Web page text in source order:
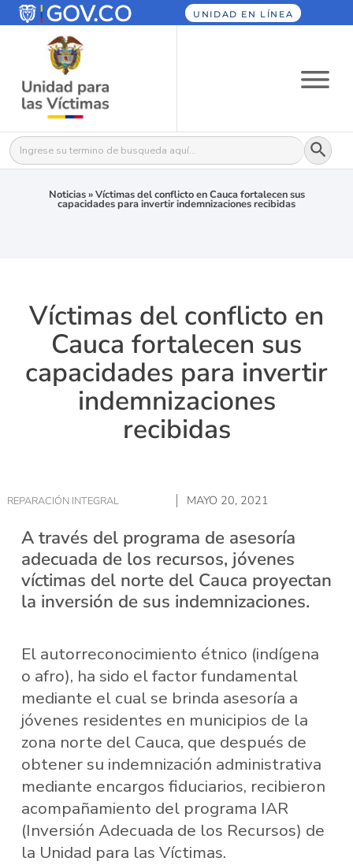
UNIDAD EN LÍNEA
Buscar: Botón
Noticias»Víctimas del conflicto en Cauca fortalecen sus
capacidades para invertir indemnizaciones recibidas
Víctimas del conflicto en
Cauca fortalecen sus
capacidades para invertir
indemnizaciones
recibidas
REPARACIÓN INTEGRAL MAYO 20, 2021
A través del programa de asesoría
adecuada de los recursos, jóvenes
víctimas del norte del Cauca proyectan
la inversión de sus indemnizaciones.
El autorreconocimiento étnico (indígena
o afro), ha sido el factor fundamental
mediante el cual se brinda asesoría a
jóvenes residentes en municipios de la
zona norte del Cauca, que después de
obtener su indemnización administrativa
mediante encargos fiduciarios, recibieron
acompañamiento del programa IAR
(Inversión Adecuada de los Recursos) de
la Unidad para las Víctimas.